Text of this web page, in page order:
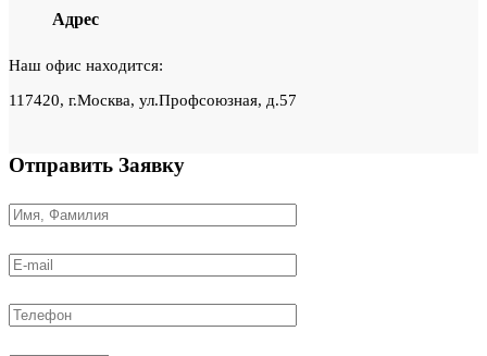
Адрес
Наш офис находится:
117420, г.Москва, ул.Профсоюзная, д.57
Отправить Заявку